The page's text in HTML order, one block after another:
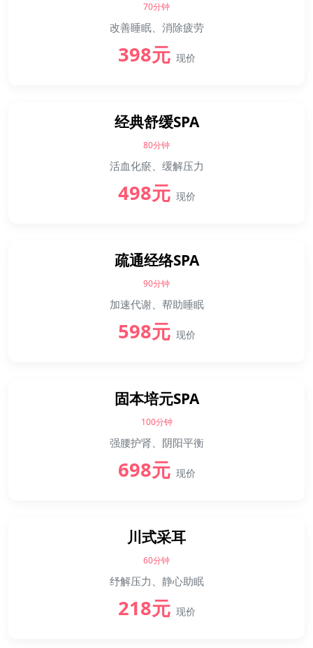
70分钟
改善睡眠、消除疲劳
398元 现价
经典舒缓SPA
80分钟
活血化瘀、缓解压力
498元 现价
疏通经络SPA
90分钟
加速代谢、帮助睡眠
598元 现价
固本培元SPA
100分钟
强腰护肾、阴阳平衡
698元 现价
川式采耳
60分钟
纾解压力、静心助眠
218元 现价